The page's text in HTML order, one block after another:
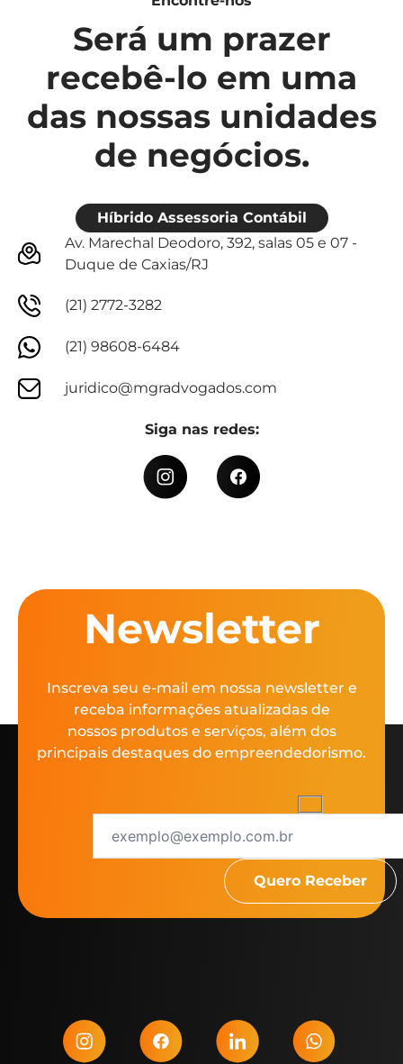
Será um prazer
recebê-lo em uma
das nossas unidades
de negócios.
Híbrido Assessoria Contábil
Av. Marechal Deodoro, 392, salas 05 e 07 -
Duque de Caxias/RJ
(21) 2772-3282
(21) 98608-6484
juridico@mgradvogados.com
Siga nas redes:
Newsletter
Inscreva seu e-mail em nossa newsletter e
receba informações atualizadas de
nossos produtos e serviços, além dos
principais destaques do empreendedorismo.